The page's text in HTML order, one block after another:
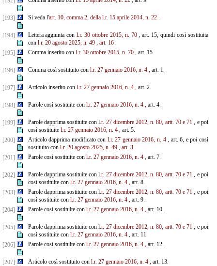
[193] Si veda l'art. 10, comma 2, della l.r. 15 aprile 2014, n. 22.
[194] Lettera aggiunta conl.r. 30 ottobre 2015, n. 70, art. 15, quindi così sostituita
con l.r. 20 agosto 2025, n. 49 , art. 16.
[195]
Comma inserito con l.r. 30 ottobre 2015, n. 70, art. 15.
[196] Comma così sostituito con l.r. 27 gennaio 2016, n. 4 ,art. 1.
[197] Articolo inserito con l.r. 27 gennaio 2016, n. 4 ,art. 2.
[198] Parole così sostituite con l.r. 27 gennaio 2016, n. 4 ,art. 4.
[199] Parole dapprima sostituite con l.r. 27 dicembre 2012, n. 80, artt. 70 e 71 , e poi
così sostituite l.r. 27 gennaio 2016, n. 4 ,art. 5.
[200]
Articolo dapprima modificato con l.r. 27 gennaio 2016, n. 4, art. 6, e poi così
sostituito con l.r. 20 agosto 2025, n. 49 , art. 3.
[201]
Parole così sostituite con l.r. 27 gennaio 2016, n. 4 ,art. 7.
[202] Parole dapprima sostituite con l.r. 27 dicembre 2012, n. 80, artt. 70 e 71 , e poi
così sostituite con l.r. 27 gennaio 2016, n. 4 ,art. 8.
[203]
Parole dapprima sostituite con l.r. 27 dicembre 2012, n. 80, artt. 70 e 71 , e poi
così sostituite con l.r. 27 gennaio 2016, n. 4 ,art. 9.
[204]
Parole così sostituite con l.r. 27 gennaio 2016, n. 4 ,art. 10.
[205] Parole dapprima sostituite con l.r. 27 dicembre 2012, n. 80, artt. 70 e 71 , e poi
così sostituite con l.r. 27 gennaio 2016, n. 4 ,art. 11.
[206]
Parole così sostituite con l.r. 27 gennaio 2016, n. 4 ,art. 12.
[207] Articolo così sostituito con l.r. 27 gennaio 2016, n. 4 ,art. 13.